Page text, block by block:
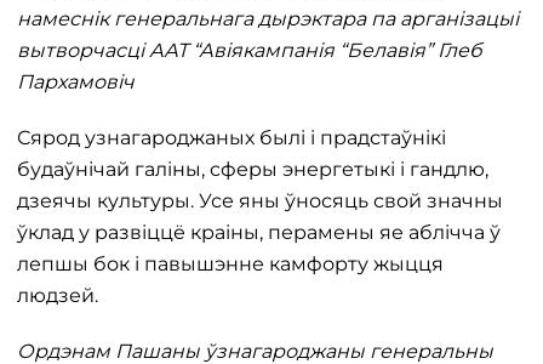
намеснік генеральнага дырэктара па арганізацыі
вытворчасці ААТ “Авіякампанія “Белавія” Глеб
Пархамовіч
Сярод узнагароджаных былі і прадстаўнікі
будаўнічай галіны, сферы энергетыкі і гандлю,
дзеячы культуры. Усе яны ўносяць свой значны
ўклад у развіццё краіны, перамены яе аблічча ў
лепшы бок і павышэнне камфорту жыцця
людзей.
Ордэнам Пашаны ўзнагароджаны генеральны